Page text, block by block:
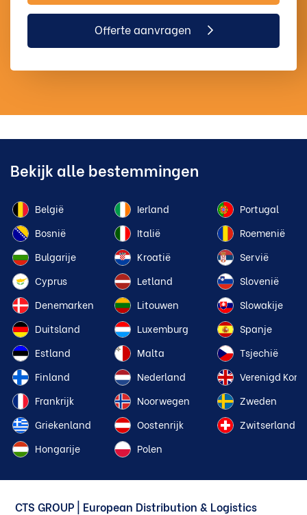
Offerte aanvragen
Bekijk alle bestemmingen
België
Bosnië
Bulgarije
Cyprus
Denemarken
Duitsland
Estland
Finland
Frankrijk
Griekenland
Hongarije
Ierland
Italië
Kroatië
Letland
Litouwen
Luxemburg
Malta
Nederland
Noorwegen
Oostenrijk
Polen
Portugal
Roemenië
Servië
Slovenië
Slowakije
Spanje
Tsjechië
Verenigd
Zweden
Zwitserland
CTS GROUP | European Distribution & Logistics